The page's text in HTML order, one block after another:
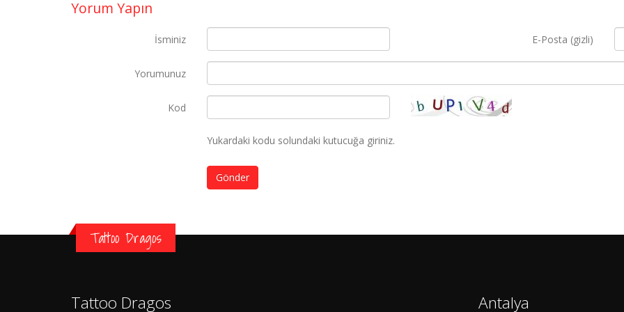
Yorum Yapın
İsminiz E-Posta (gizli)
Yorumunuz
Kod
Yukardaki kodu solundaki kutucuğa giriniz.
Gönder
Tattoo Dragos
Tattoo Dragos Antalya